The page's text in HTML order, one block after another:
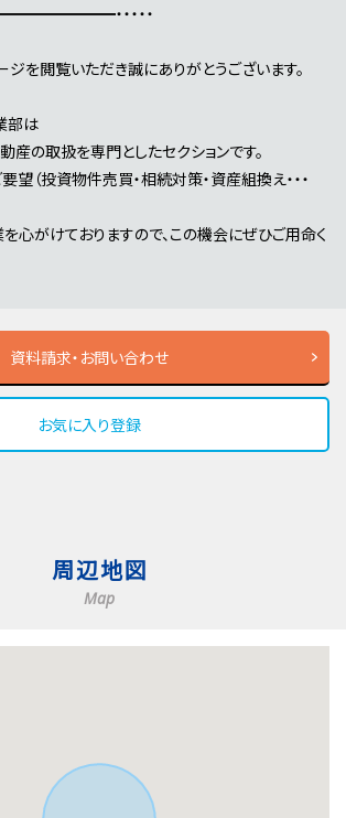
・・・・・
ジを閲覧いただき誠にありがとうございます。
部は
産の取扱を専門としたセクションです。
（投資物件売買・相続対策・資産組換え・・・
心がけておりますので、この機会にぜひご用命く
資料請求・お問い合わせ
お気に入り登録
周辺地図
Map